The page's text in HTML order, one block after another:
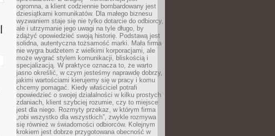
ogromna, a klient codziennie bombardowany jest
dziesiątkami komunikatów. Dla małego biznesu
wyzwaniem staje się nie tylko dotarcie do odbiorcy,
ale i utrzymanie jego uwagi na tyle długo, by
zdążyć opowiedzieć swoją historię. Podstawą jest
solidna, autentyczna tożsamość marki. Mała firma
nie wygra budżetem z wielkimi korporacjami, ale
może wygrać stylem komunikacji, bliskością i
specjalizacją. W praktyce oznacza to, że warto
jasno określić, w czym jesteśmy naprawdę dobrzy,
jakimi wartościami kierujemy się w pracy i komu
chcemy pomagać. Kiedy właściciel potrafi
opowiedzieć o swojej działalności w kilku prostych
zdaniach, klient szybciej rozumie, czy to miejsce
jest dla niego. Rozmyty przekaz, w którym firma
„robi wszystko dla wszystkich”, zwykle rozmywa
się również w świadomości odbiorców. Kolejnym
krokiem jest dobrze przygotowana obecność w